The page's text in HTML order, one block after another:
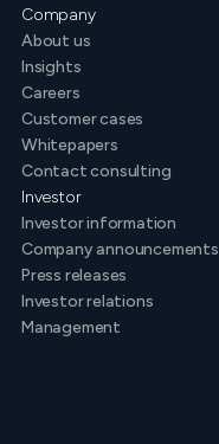
Company
About us
Insights
Careers
Customer cases
Whitepapers
Contact consulting
Investor
Investor information
Company announcements
Press releases
Investor relations
Management